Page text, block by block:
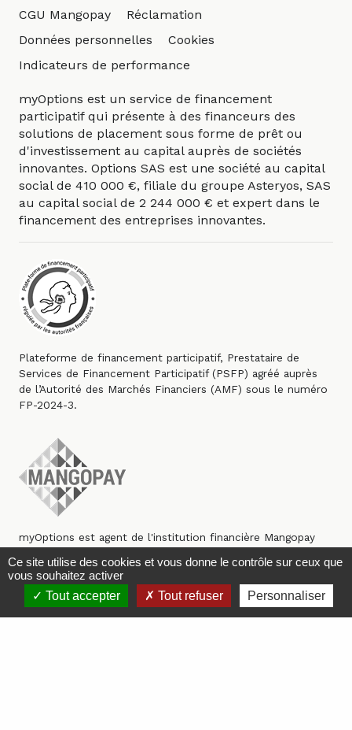
CGU Mangopay
Réclamation
Données personnelles
Cookies
Indicateurs de performance
myOptions est un service de financement
participatif qui présente à des financeurs des
solutions de placement sous forme de prêt ou
d'investissement au capital auprès de sociétés
innovantes. Options SAS est une société au capital
social de 410 000 €, filiale du groupe Asteryos, SAS
au capital social de 2 244 000 € et expert dans le
financement des entreprises innovantes.
Plateforme de financement participatif, Prestataire de
Services de Financement Participatif (PSFP) agréé auprès
de l’Autorité des Marchés Financiers (AMF) sous le numéro
FP-2024-3.
myOptions est agent de l'institution financière Mangopay
Services.
Ce site utilise des cookies et vous donne le contrôle sur ceux que
vous souhaitez activer
Tout accepter
Tout refuser Personnaliser